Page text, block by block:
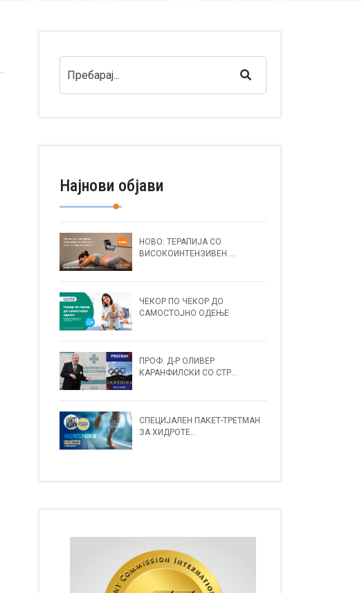
Најнови објави
НОВО: ТЕРАПИЈА СО
ВИСОКОИНТЕНЗИВЕН ...
ЧЕКОР ПО ЧЕКОР ДО
САМОСТОЈНО ОДЕЊЕ
ПРОФ. Д-Р ОЛИВЕР
КАРАНФИЛСКИ СО СТР...
СПЕЦИЈАЛЕН ПАКЕТ-ТРЕТМАН
ЗА ХИДРОТЕ...